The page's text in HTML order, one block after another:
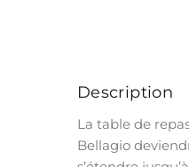
Description
La table de
Bellagio